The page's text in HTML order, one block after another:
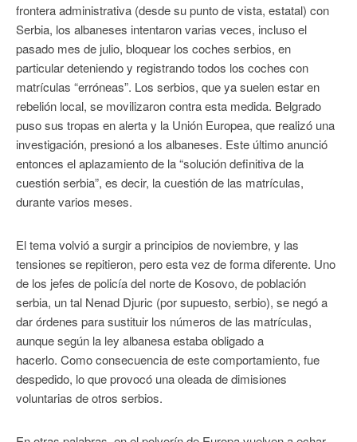
frontera administrativa (desde su punto de vista, estatal) con
Serbia, los albaneses intentaron varias veces, incluso el
pasado mes de julio, bloquear los coches serbios, en
particular deteniendo y registrando todos los coches con
matrículas “erróneas”. Los serbios, que ya suelen estar en
rebelión local, se movilizaron contra esta medida. Belgrado
puso sus tropas en alerta y la Unión Europea, que realizó una
investigación, presionó a los albaneses. Este último anunció
entonces el aplazamiento de la “solución definitiva de la
cuestión serbia”, es decir, la cuestión de las matrículas,
durante varios meses.
El tema volvió a surgir a principios de noviembre, y las
tensiones se repitieron, pero esta vez de forma diferente. Uno
de los jefes de policía del norte de Kosovo, de población
serbia, un tal Nenad Djuric (por supuesto, serbio), se negó a
dar órdenes para sustituir los números de las matrículas,
aunque según la ley albanesa estaba obligado a
hacerlo. Como consecuencia de este comportamiento, fue
despedido, lo que provocó una oleada de dimisiones
voluntarias de otros serbios.